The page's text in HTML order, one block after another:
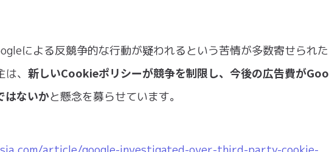
による反競争的な行動が疑われるという苦情が多数寄せられ
、 新しいCookieポリシーが競争を制限し、今後の広告費が
はないかと懸念を募らせています。